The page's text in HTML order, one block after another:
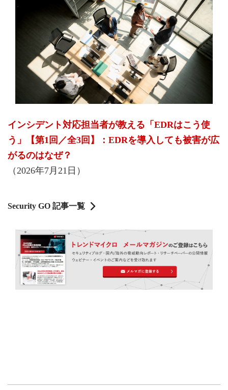
インシデント対応担当者が教える「EDRはこう使
う」【第1回／全3回】：EDRを導入しても被害が広
がるのはなぜ？
（2026年7月21日）
Security GO 記事一覧